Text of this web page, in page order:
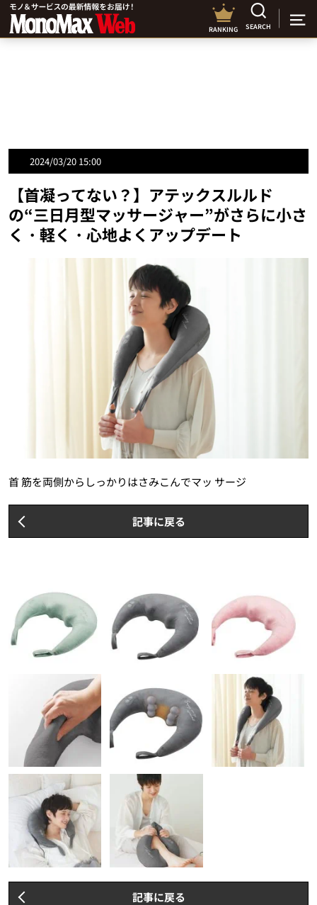
RANKING SEARCH
2024/03/20 15:00
【首凝ってない？】アテックスルルド
の“三日月型マッサージャー”がさらに小さ
く・軽く・心地よくアップデート
首 筋を両側からしっかりはさみこんでマッ サージ
記事に戻る
記事に戻る